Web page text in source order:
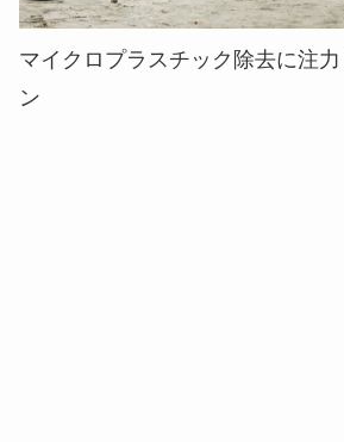
マイクロプラスチック除去に注
ン